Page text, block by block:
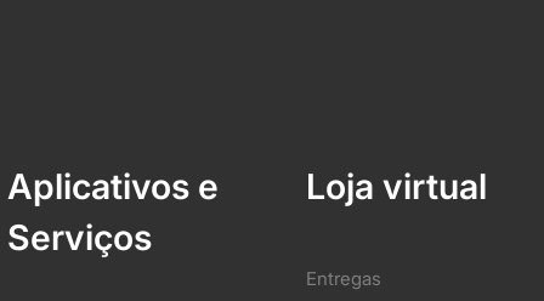
Aplicativos e
Serviços
Loja virtual
Entregas